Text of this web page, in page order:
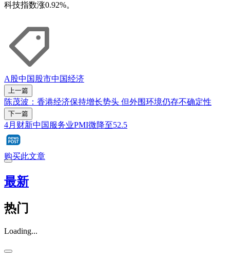
科技指数涨0.92%。
A股中国股市中国经济
上一篇
陈茂波：香港经济保持增长势头 但外围环境仍存不确定性
下一篇
4月财新中国服务业PMI微降至52.5
购买此文章
最新
热门
Loading...